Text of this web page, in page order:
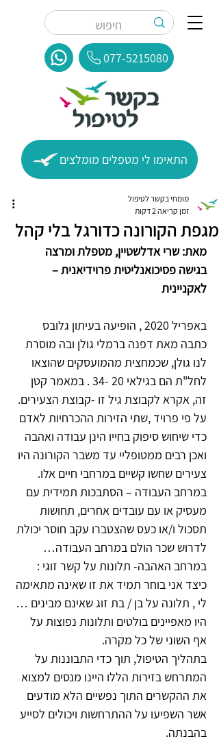
077-5215080
התאימו לי מטפלים מומלצים
מגפת הקורונה כדורגל בלי קהל
מומחי בקשר לטיפול
זמן קריאה 2 דקות
מאת: שרי אדלשטיין, מטפלת ומרצה
בגישה פסיכואנליטית פרוידיאנית –
לאקניינית
באפריל 2020 , הופיעה בעיתון גלובס
כתבה מאת דפנה ברמלי גולן ובה מוסרת
לנו גולן, שכמחצית מהמועסקים שהוצאו
לחל"ת הם בגילאי 20 -34 . במאמר קטן
זה, אקרא לקבוצת גיל זו -קבוצת הצעירים.
על פי פרויד ,שתי הזירות ההכרחיות לאדם
כדי שיחוש סיפוק בחייו הינן עבודה ואהבה
ואכן רבים ממטופליי עד משבר הקורונה היו
צעירים שחשו קשיים במרחבי חיים אלו.
במרחב העבודה – הסתבכות תמידית עם
מעסיק או עם עובדים אחרים, תחושות
תסכול ו/או כעס שהצטברו עקב חוסר יכולת
לדרוש שכר הולם במרחב העבודה…
במרחב האהבה- תלונות על קשר זוגי :
כיצד אני בוחר תמיד את זו שאינה מתאימה
לי , תלונה על בן / בת זוג שאינם מבינים …
היו מאפיינים בולטים ותלונות נפוצות על
אף השוני של כל מקרה.
בתהליך הטיפול, תוך כדי התבוננות על
המתרחש בזירות הללו היינו מנסים למצוא
את ההקשרים התוך נפשיים הלא מודעים
אשר השפיעו על ההתרחשות ויכולים לסייע
בהבנתה.